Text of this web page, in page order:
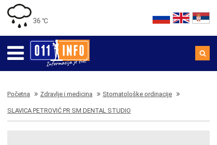
36 ℃
Početna Zdravlje i medicina Stomatološke ordinacije
SLAVICA PETROVIĆ PR SM DENTAL STUDIO